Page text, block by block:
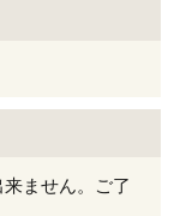
ません。ご了